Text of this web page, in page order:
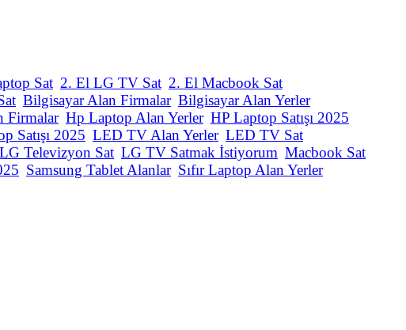
Sat 2. El LG TV Sat 2. El Macbook Sat
Bilgisayar Alan Firmalar Bilgisayar Alan Yerler
Firmalar Hp Laptop Alan Yerler HP Laptop Satışı 2025
Satışı 2025 LED TV Alan Yerler LED TV Sat
LG Televizyon Sat LG TV Satmak İstiyorum Macbook Sat
Samsung Tablet Alanlar Sıfır Laptop Alan Yerler